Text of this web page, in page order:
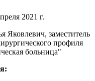
2021 г.
Яковлевич, заместитель
профиля
больница"